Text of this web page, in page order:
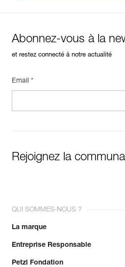
Abonnez-vous à la
et restez connecté à notre actualité
Email *
Rejoignez la
QUI SOMMES-NOUS ?
La marque
Entreprise Responsable
Petzl Fondation